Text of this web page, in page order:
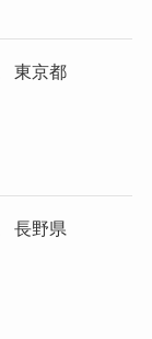
東京都
長野県